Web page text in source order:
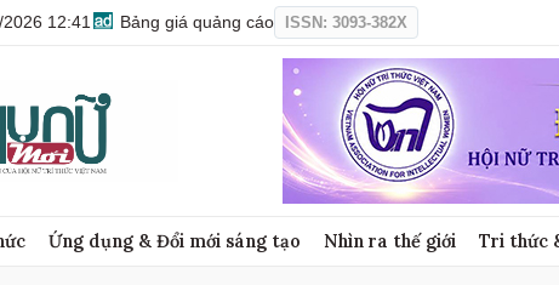
12:41 Bảng giá quảng cáo ISSN: 3093-382X
Ứng dụng & Đổi mới sáng tạo Nhìn ra thế giới Tri thức